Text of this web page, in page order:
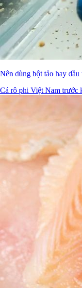
Nên dùng bột tảo hay
Cá rô phi Việt Nam trước